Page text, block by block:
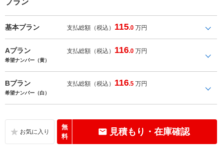
基本プラン 支払総額（税込） 115.0 万円
Aプラン 支払総額（税込） 116.0 万円
希望ナンバー（黄）
Bプラン 支払総額（税込） 116.5 万円
希望ナンバー（白）
無
料
見積もり・在庫確認